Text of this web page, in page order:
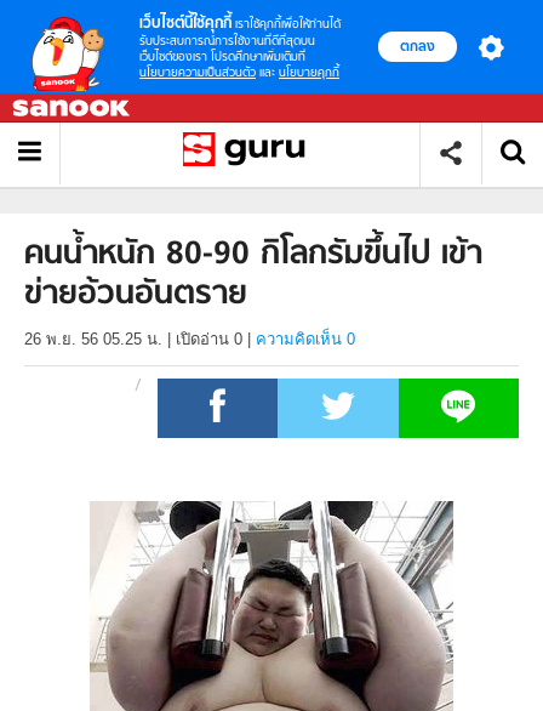
เว็บไซต์นี้ใช้คุกกี้ เราใช้คุกกี้เพื่อให้ท่านได้
รับประสบการณ์การใช้งานที่ดีที่สุดบน
เว็บไซต์ของเรา โปรดศึกษาเพิ่มเติมที่
นโยบายความเป็นส่วนตัว และ นโยบายคุกกี้
ตกลง
คนน้ำหนัก 80-90 กิโลกรัมขึ้นไป เข้า
ข่ายอ้วนอันตราย
26 พ.ย. 56 05.25 น. เปิดอ่าน 0 ความคิดเห็น 0